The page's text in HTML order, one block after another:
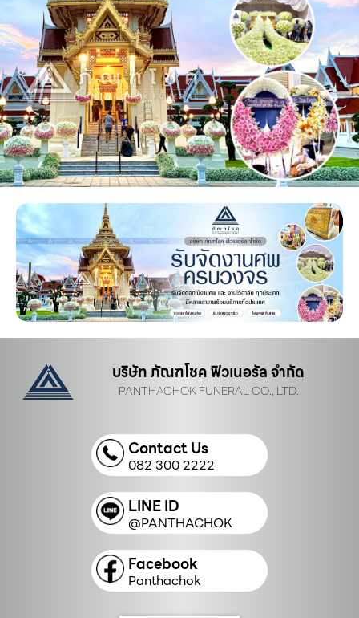
บริษัท ภัณฑโชค ฟิวเนอรัล จำกัด
PANTHACHOK FUNERAL CO., LTD.
Contact Us
082 300 2222
LINE ID
@PANTHACHOK
Facebook
Panthachok